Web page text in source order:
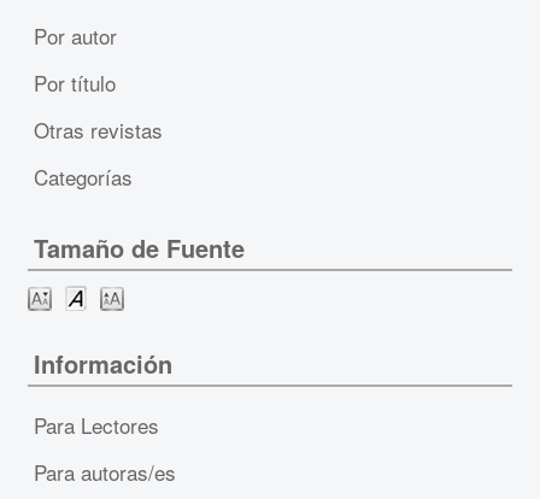
Por autor
Por título
Otras revistas
Categorías
Tamaño de Fuente
Información
Para Lectores
Para autoras/es